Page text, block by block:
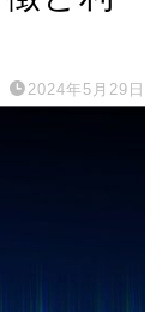
2024年5月29日